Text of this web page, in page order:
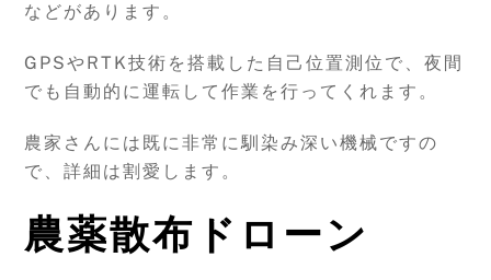
などがあります。
GPSやRTK技術を搭載した自己位置測位で、夜間
でも自動的に運転して作業を行ってくれます。
農家さんには既に非常に馴染み深い機械ですの
で、詳細は割愛します。
農薬散布ドローン